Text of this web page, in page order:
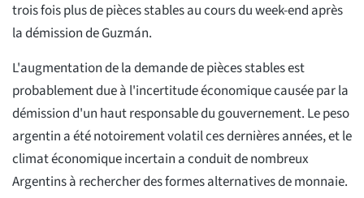
trois fois plus de pièces stables au cours du week-end après
la démission de Guzmán.
L'augmentation de la demande de pièces stables est
probablement due à l'incertitude économique causée par la
démission d'un haut responsable du gouvernement. Le peso
argentin a été notoirement volatil ces dernières années, et le
climat économique incertain a conduit de nombreux
Argentins à rechercher des formes alternatives de monnaie.